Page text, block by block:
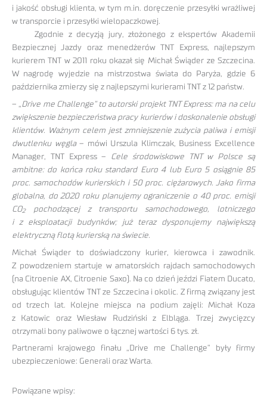
i jakość obsługi klienta, w tym m.in. doręczenie przesyłki wrażliwej
w transporcie i przesyłki wielopaczkowej.
Zgodnie z decyzją jury, złożonego z ekspertów Akademii
Bezpiecznej Jazdy oraz menedżerów TNT Express, najlepszym
kurierem TNT w 2011 roku okazał się Michał Świąder ze Szczecina.
W nagrodę wyjedzie na mistrzostwa świata do Paryża, gdzie 6
października zmierzy się z najlepszymi kurierami TNT z 12 państw.
– „Drive me Challenge” to autorski projekt TNT Express: ma na celu
zwiększenie bezpieczeństwa pracy kurierów i doskonalenie obsługi
klientów. Ważnym celem jest zmniejszenie zużycia paliwa i emisji
dwutlenku węgla– mówi Urszula Klimczak, Business Excellence
Manager, TNT Express – Cele środowiskowe TNT w Polsce są
ambitne: do końca roku standard Euro 4 lub Euro 5 osiągnie 85
proc. samochodów kurierskich i 50 proc. ciężarowych. Jako firma
globalna, do 2020 roku planujemy ograniczenie o 40 proc. emisji
CO2pochodzącej z transportu samochodowego, lotniczego
i z eksploatacji budynków; już teraz dysponujemy największą
elektryczną flotą kurierską na świecie.
Michał Świąder to doświadczony kurier, kierowca i zawodnik.
Z powodzeniem startuje w amatorskich rajdach samochodowych
(na Citroenie AX, Citroenie Saxo). Na co dzień jeździ Fiatem Ducato,
obsługując klientów TNT ze Szczecina i okolic. Z firmą związany jest
od trzech lat. Kolejne miejsca na podium zajęli: Michał Koza
z Katowic oraz Wiesław Rudziński z Elbląga. Trzej zwycięzcy
otrzymali bony paliwowe o łącznej wartości 6 tys. zł.
Partnerami krajowego finału „Drive me Challenge” były firmy
ubezpieczeniowe: Generali oraz Warta.
Powiązane wpisy: